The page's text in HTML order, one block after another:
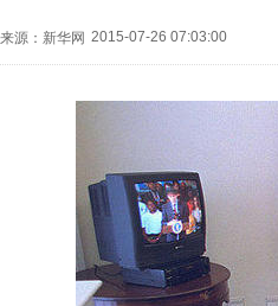
来源：新华网 2015-07-26 07:03:00